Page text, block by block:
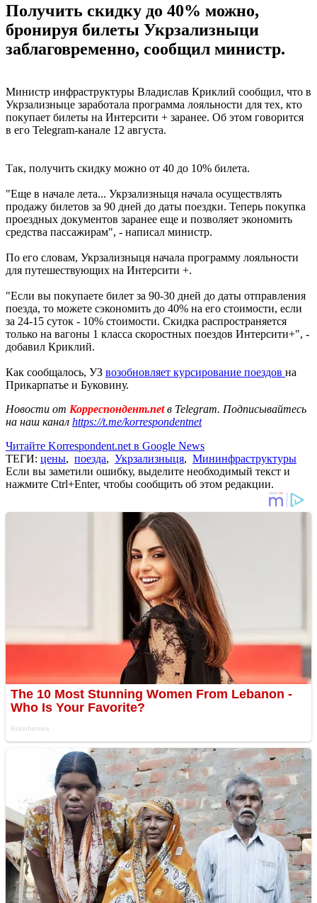
Получить скидку до 40% можно,
бронируя билеты Укрзализныци
заблаговременно, сообщил министр.
Министр инфраструктуры Владислав Криклий сообщил, что в
Укрзализныце заработала программа лояльности для тех, кто
покупает билеты на Интерсити + заранее. Об этом говорится
в его Telegram-канале 12 августа.
Так, получить скидку можно от 40 до 10% билета.
"Еще в начале лета... Укрзализныця начала осуществлять
продажу билетов за 90 дней до даты поездки. Теперь покупка
проездных документов заранее еще и позволяет экономить
средства пассажирам", - написал министр.
По его словам, Укрзализныця начала программу лояльности
для путешествующих на Интерсити +.
"Если вы покупаете билет за 90-30 дней до даты отправления
поезда, то можете сэкономить до 40% на его стоимости, если
за 24-15 суток - 10% стоимости. Скидка распространяется
только на вагоны 1 класса скоростных поездов Интерсити+", -
добавил Криклий.
Как сообщалось, УЗ возобновляет курсирование поездов на
Прикарпатье и Буковину.
Новости от Корреспондент.netв Telegram. Подписывайтесь
на наш канал https://t.me/korrespondentnet
Читайте Korrespondent.net в Google News
ТЕГИ: цены, поезда, Укрзализныця, Мининфраструктуры
Если вы заметили ошибку, выделите необходимый текст и
нажмите Ctrl+Enter, чтобы сообщить об этом редакции.